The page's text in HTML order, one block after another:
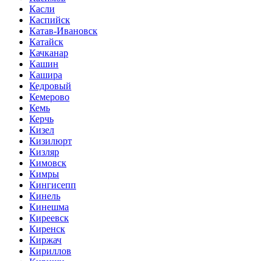
Касли
Каспийск
Катав-Ивановск
Катайск
Качканар
Кашин
Кашира
Кедровый
Кемерово
Кемь
Керчь
Кизел
Кизилюрт
Кизляр
Кимовск
Кимры
Кингисепп
Кинель
Кинешма
Киреевск
Киренск
Киржач
Кириллов